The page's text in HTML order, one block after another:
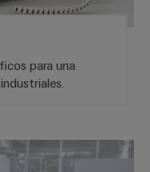
para una
industriales